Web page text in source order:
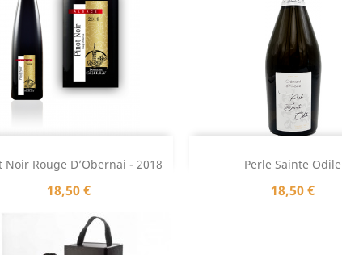
Noir Rouge D’Obernai - 2018
Prix
18,50 €
Perle Sainte Odile
Prix
18,50 €